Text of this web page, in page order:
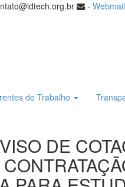
- Webmail
de Trabalho
DE